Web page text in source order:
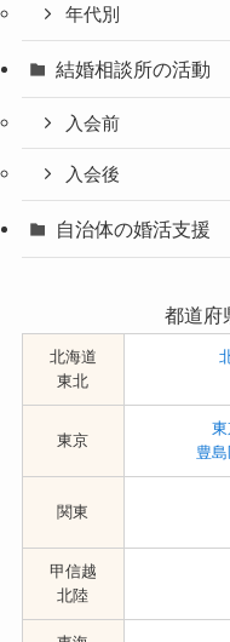
年代別
結婚相談所の活動
入会前
入会後
自治体の婚活支援
都道府
北海道
東北
東京
豊
関東
甲信越
北陸